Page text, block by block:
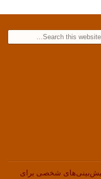
چهارشنبه ۱۴ مرداد ۱۴۰۵: پیش‌بینی‌های شخصی برای